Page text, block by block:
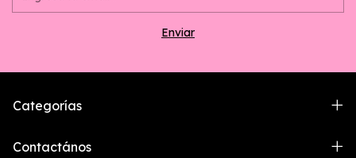
Categorías
Contactános